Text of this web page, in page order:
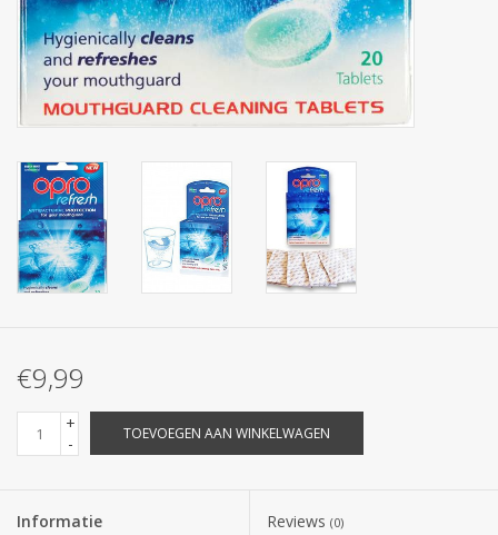
€9,99
+
-
TOEVOEGEN AAN WINKELWAGEN
Informatie Reviews (0)